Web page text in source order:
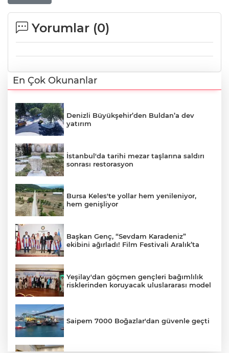
Yorumlar (0)
En Çok Okunanlar
Denizli Büyükşehir’den Buldan’a dev
yatırım
İstanbul'da tarihi mezar taşlarına saldırı
sonrası restorasyon
Bursa Keles'te yollar hem yenileniyor,
hem genişliyor
Başkan Genç, “Sevdam Karadeniz”
ekibini ağırladı! Film Festivali Aralık’ta
Yeşilay'dan göçmen gençleri bağımlılık
risklerinden koruyacak uluslararası model
Saipem 7000 Boğazlar'dan güvenle geçti